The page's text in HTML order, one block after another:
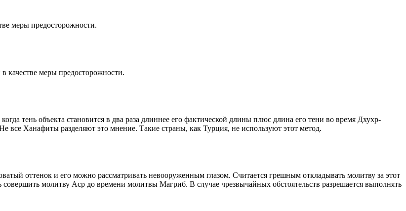
меры предосторожности.
качестве меры предосторожности.
тень объекта становится в два раза длиннее его фактической длины плюс длина его тени во время Дхухр-
все Ханафиты разделяют это мнение. Такие страны, как Турция, не используют этот метод.
оттенок и его можно рассматривать невооруженным глазом. Считается грешным откладывать молитву за этот
совершить молитву Аср до времени молитвы Магриб. В случае чрезвычайных обстоятельств разрешается выполнять